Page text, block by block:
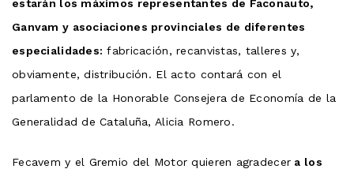
estarán los máximos representantes de Faconauto,
Ganvam y asociaciones provinciales de diferentes
especialidades: fabricación, recanvistas, talleres y,
obviamente, distribución. El acto contará con el
parlamento de la Honorable Consejera de Economía de la
Generalidad de Cataluña, Alicia Romero.
Fecavem y el Gremio del Motor quieren agradecer a los